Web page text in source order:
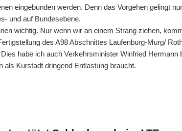
eingebunden werden. Denn das Vorgehen gelingt nur
und auf Bundesebene.
wichtig. Nur wenn wir an einem Strang ziehen,
des A98 Abschnittes Laufenburg-Murg/
habe ich auch Verkehrsminister Winfried Hermann
Kurstadt dringend Entlastung braucht.